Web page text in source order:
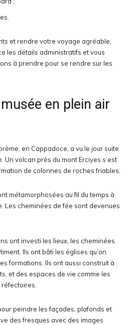
et rendre votre voyage agréable,
les détails administratifs et vous
à prendre pour se rendre sur les
en plein air
en Cappadoce, a vu le jour suite
Un volcan près du mont Erciyes s’est
de colonnes de roches friables.
métamorphosées au fil du temps à
Les cheminées de fée sont devenues
ont investi les lieux, les cheminées
Ils ont bâti les églises qu’on
formations. Ils ont aussi construit à
et des espaces de vie comme les
peindre les façades, plafonds et
des fresques avec des images